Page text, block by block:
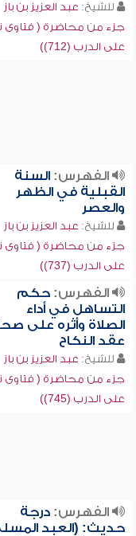
للشيخ: عبد العزيز بن باز
جزء من محاضرة ( فتاوى
على الدرب (712))
الفهرس:السنة
القبلية في الظهر
والعصر
للشيخ: عبد العزيز بن باز
جزء من محاضرة ( فتاوى
على الدرب (737))
الفهرس:حكم
التساهل في أداء
الصلاة وأثره على
عقد النكاح
للشيخ: عبد العزيز بن باز
جزء من محاضرة ( فتاوى
على الدرب (745))
الفهرس:درجة
حديث: (العبد